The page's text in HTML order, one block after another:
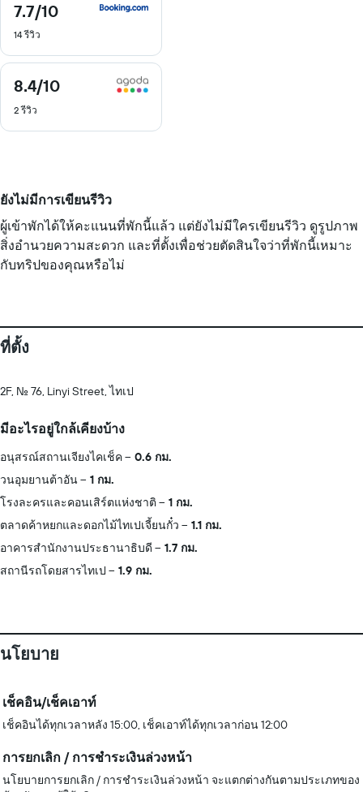
7.7/10
7.7
10
14 รีวิว
8.4/10
8.4
10
2 รีวิว
ยังไม่มีการเขียนรีวิว
ผู้เข้าพักได้ให้คะแนนที่พักนี้แล้ว แต่ยังไม่มีใครเขียนรีวิว ดูรูปภาพ
สิ่งอำนวยความสะดวก และที่ตั้งเพื่อช่วยตัดสินใจว่าที่พักนี้เหมาะ
กับทริปของคุณหรือไม่
ที่ตั้ง
2F, No. 76, Linyi Street, ไทเป
มีอะไรอยู่ใกล้เคียงบ้าง
อนุสรณ์สถานเจียงไคเช็ค
0.6 กม.
วนอุมยานต้าอัน
1 กม.
โรงละครและคอนเสิร์ตแห่งชาติ
1 กม.
ตลาดค้าหยกและดอกไม้ไทเปเจี้ยนกั๋ว
1.1 กม.
อาคารสำนักงานประธานาธิบดี
1.7 กม.
สถานีรถโดยสารไทเป
1.9 กม.
นโยบาย
เช็คอิน/เช็คเอาท์
เช็คอินได้ทุกเวลาหลัง 15:00, เช็คเอาท์ได้ทุกเวลาก่อน 12:00
การยกเลิก / การชำระเงินล่วงหน้า
นโยบายการยกเลิก / การชำระเงินล่วงหน้า จะแตกต่างกันตามประเภทของ